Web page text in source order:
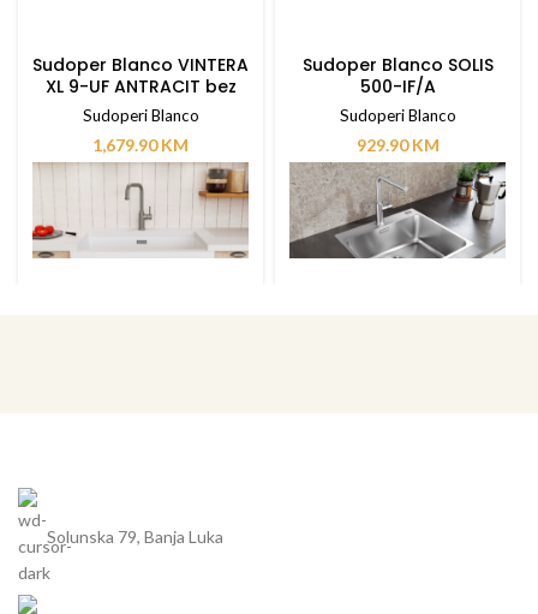
Sudoper Blanco VINTERA
XL 9-UF ANTRACIT bez
dalj. upravlj.
Sudoperi Blanco
1,679.90KM
Sudoper Blanco SOLIS
500-IF/A
Sudoperi Blanco
929.90KM
Solunska 79, Banja Luka